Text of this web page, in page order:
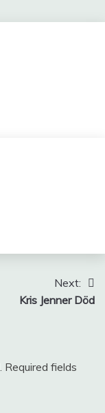
Next:
Kris Jenner Död
Required fields